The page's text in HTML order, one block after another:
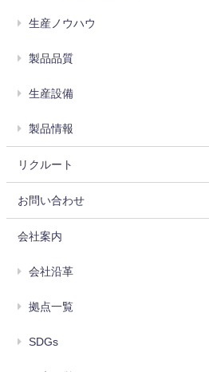
生産ノウハウ
製品品質
生産設備
製品情報
リクルート
お問い合わせ
会社案内
会社沿革
拠点一覧
SDGs